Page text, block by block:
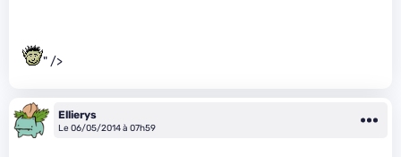
" />
Ellierys
Le 06/05/2014 à 07h59